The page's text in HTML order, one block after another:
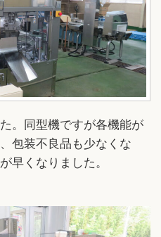
。同型機ですが各機能が
包装不良品も少なくな
早くなりました。